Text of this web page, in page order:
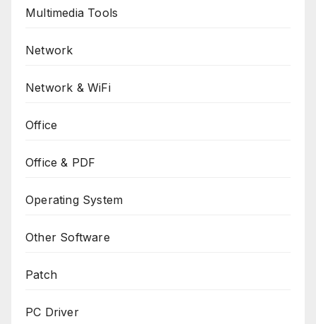
Multimedia Tools
Network
Network & WiFi
Office
Office & PDF
Operating System
Other Software
Patch
PC Driver